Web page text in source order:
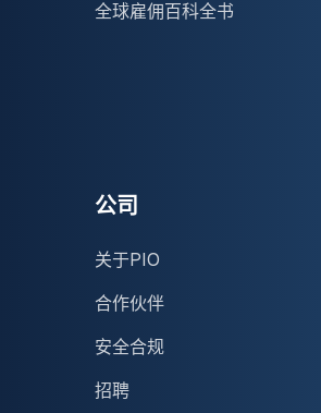
全球雇佣百科全书
公司
关于PIO
合作伙伴
安全合规
招聘